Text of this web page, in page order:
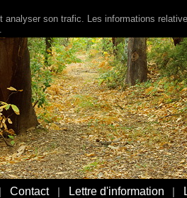
Contact Lettre d'information
son trafic. Les informations